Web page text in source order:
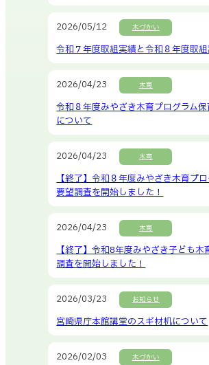
2026/05/12 木づかい
令和７年度取組実績と令和８年度取
2026/04/23 木育
令和８年度みやざき木育プログラム
について
2026/04/23 木育
【終了】令和８年度みやざき木育プ
要望調査を開始しました！
2026/04/23 木育
【終了】令和8年度みやざき子ども木
調査を開始しました！
2026/03/23 お知らせ
宮崎県庁本館講堂のスギ材机について
2026/02/03 木づかい